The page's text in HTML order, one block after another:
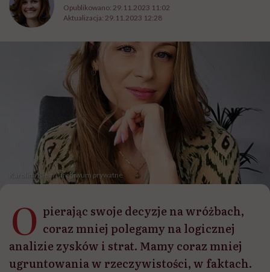
Opublikowano: 29.11.2023 11:02
Aktualizacja: 29.11.2023 12:28
Karolina Klein / archiwum prywatne
O pierając swoje decyzje na wróżbach,
coraz mniej polegamy na logicznej
analizie zysków i strat. Mamy coraz mniej
ugruntowania w rzeczywistości, w faktach.